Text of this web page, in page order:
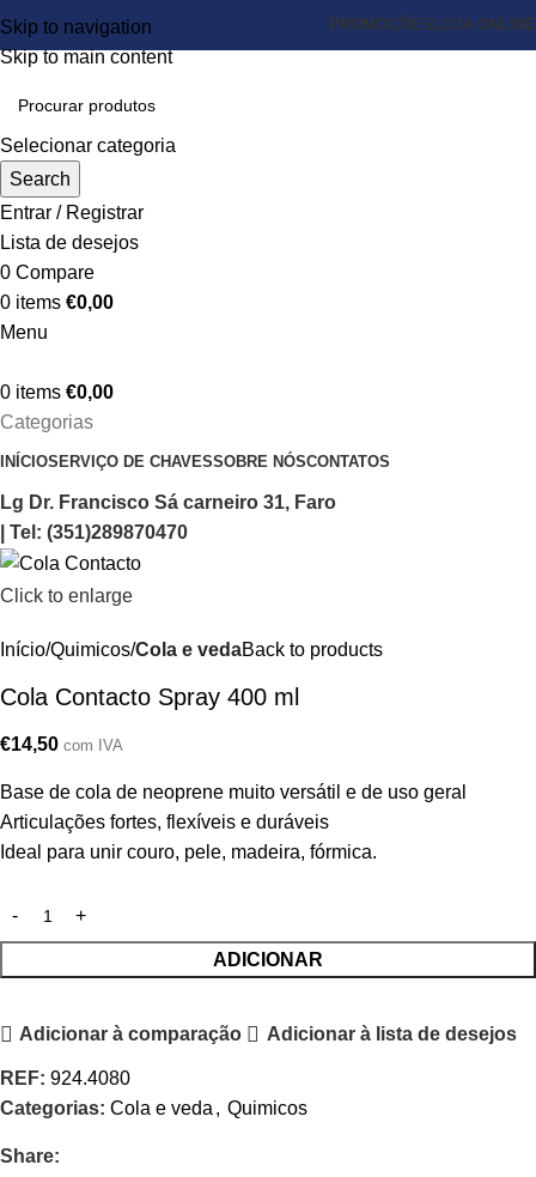
Skip to navigation
Skip to main content
PROMOÇÕES LOJA ONLINE
Selecionar categoria
Search
Entrar / Registrar
Lista de desejos
0 Compare
0 items €0,00
Menu
0 items €0,00
Categorias
INÍCIOSERVIÇO DE CHAVESSOBRE NÓSCONTATOS
Lg Dr. Francisco Sá carneiro 31, Faro
| Tel: (351)289870470
Click to enlarge
Início Quimicos Cola e vedaBack to products
Cola Contacto Spray 400 ml
€14,50 com IVA
Base de cola de neoprene muito versátil e de uso geral
Articulações fortes, flexíveis e duráveis
Ideal para unir couro, pele, madeira, fórmica.
ADICIONAR
Adicionar à comparação Adicionar à lista de desejos
REF: 924.4080
Categorias: Cola e veda , Quimicos
Share: